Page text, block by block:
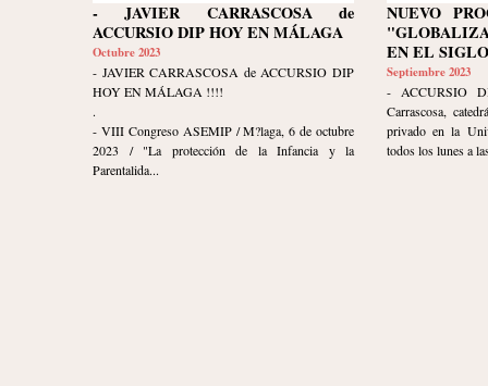
- JAVIER CARRASCOSA de
ACCURSIO DIP HOY EN MÁLAGA
Octubre 2023
- JAVIER CARRASCOSA de ACCURSIO DIP
HOY EN MÁLAGA !!!!
.
- VIII Congreso ASEMIP / M?laga, 6 de octubre
2023 / "La protección de la Infancia y la
Parentalida...
NUEVO
EN EL
Septiembre 2023
- ACCURSIO
Carrascosa,
privado en la
todos los lunes a